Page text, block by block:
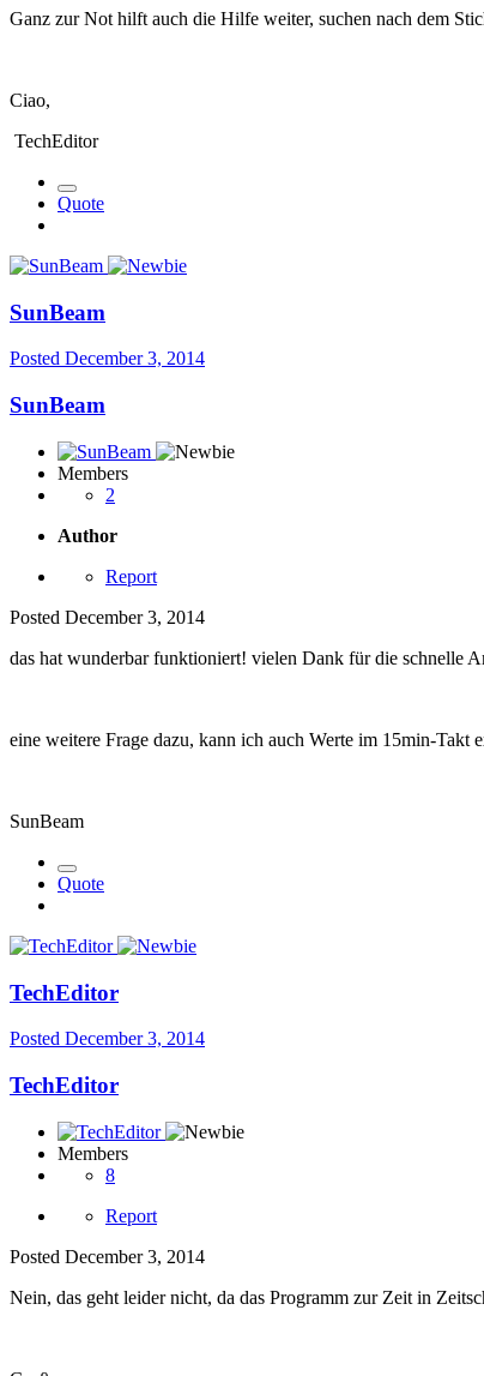
Ganz zur Not hilft auch die Hilfe weiter, suchen nach dem
Ciao,
TechEditor
Quote
SunBeam
Posted December 3, 2014
SunBeam
Members
2
Author
Report
Posted December 3, 2014
das hat wunderbar funktioniert! vielen Dank für die schnelle
eine weitere Frage dazu, kann ich auch Werte im 15min-Takt
SunBeam
Quote
TechEditor
Posted December 3, 2014
TechEditor
Members
8
Report
Posted December 3, 2014
Nein, das geht leider nicht, da das Programm zur Zeit in